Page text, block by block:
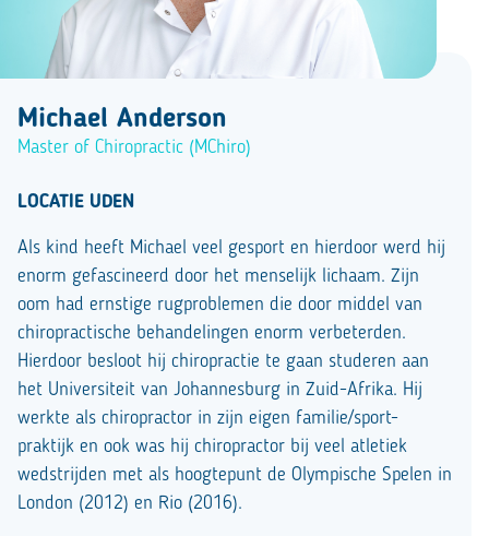
Michael Anderson
Master of Chiropractic (MChiro)
LOCATIE UDEN
Als kind heeft Michael veel gesport en hierdoor werd hij
enorm gefascineerd door het menselijk lichaam. Zijn
oom had ernstige rugproblemen die door middel van
chiropractische behandelingen enorm verbeterden.
Hierdoor besloot hij chiropractie te gaan studeren aan
het Universiteit van Johannesburg in Zuid-Afrika. Hij
werkte als chiropractor in zijn eigen familie/sport-
praktijk en ook was hij chiropractor bij veel atletiek
wedstrijden met als hoogtepunt de Olympische Spelen in
London (2012) en Rio (2016).